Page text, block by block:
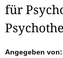
für
Angegeben von: